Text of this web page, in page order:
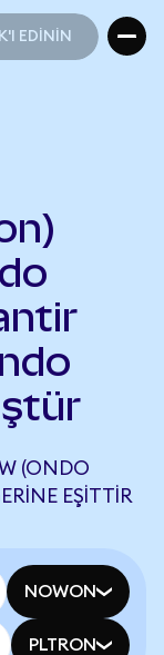
EDİNİN
(ONDO
EŞITTIR
NOWON
PLTRON